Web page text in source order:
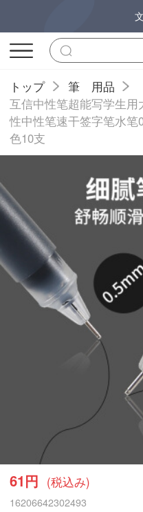
トップ
筆 用品
互信中性笔超能写学生
性中性笔速干签字笔水
色10支
61円 (税込み)
16206642302493